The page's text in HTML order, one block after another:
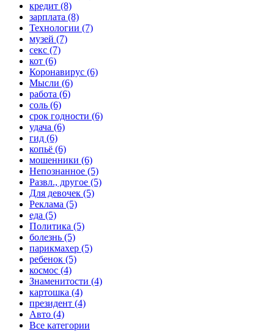
кредит (8)
зарплата (8)
Технологии (7)
музей (7)
секс (7)
кот (6)
Коронавирус (6)
Мысли (6)
работа (6)
соль (6)
срок годности (6)
удача (6)
гид (6)
копьё (6)
мошенники (6)
Непознанное (5)
Развл., другое (5)
Для девочек (5)
Реклама (5)
еда (5)
Политика (5)
болезнь (5)
парикмахер (5)
ребенок (5)
космос (4)
Знаменитости (4)
картошка (4)
президент (4)
Авто (4)
Все категории